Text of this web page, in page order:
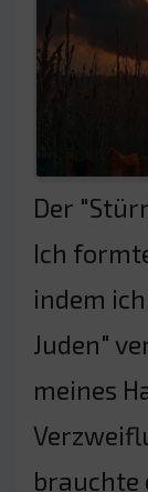
Der
Ich
indem
Juden"
meines
brauchte